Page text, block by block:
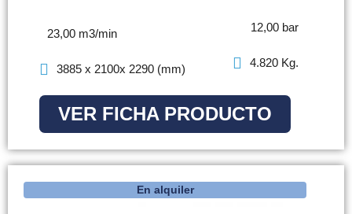
23,00 m3/min 12,00 bar
3885 x 2100x 2290 (mm) 4.820 Kg.
VER FICHA PRODUCTO
En alquiler